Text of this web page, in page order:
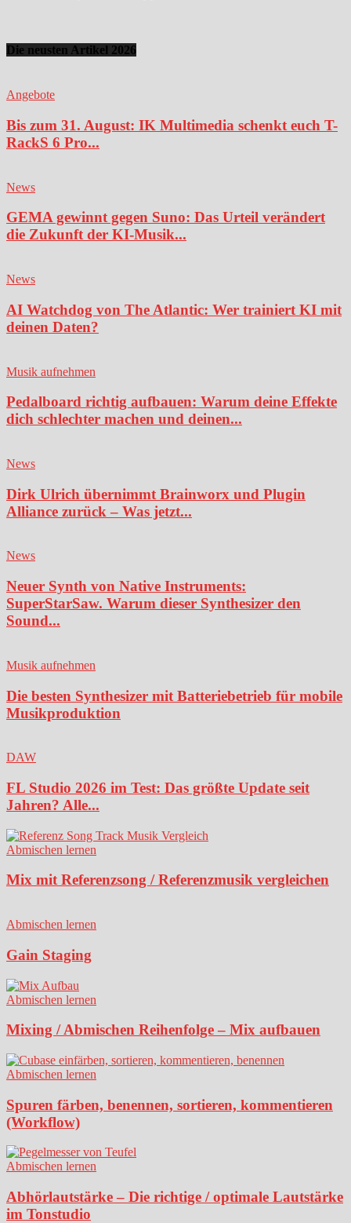
Die neusten Artikel 2026
Angebote
Bis zum 31. August: IK Multimedia schenkt euch T-
RackS 6 Pro...
News
GEMA gewinnt gegen Suno: Das Urteil verändert
die Zukunft der KI-Musik...
News
AI Watchdog von The Atlantic: Wer trainiert KI mit
deinen Daten?
Musik aufnehmen
Pedalboard richtig aufbauen: Warum deine Effekte
dich schlechter machen und deinen...
News
Dirk Ulrich übernimmt Brainworx und Plugin
Alliance zurück – Was jetzt...
News
Neuer Synth von Native Instruments:
SuperStarSaw. Warum dieser Synthesizer den
Sound...
Musik aufnehmen
Die besten Synthesizer mit Batteriebetrieb für mobile
Musikproduktion
DAW
FL Studio 2026 im Test: Das größte Update seit
Jahren? Alle...
Abmischen lernen
Mix mit Referenzsong / Referenzmusik vergleichen
Abmischen lernen
Gain Staging
Abmischen lernen
Mixing / Abmischen Reihenfolge – Mix aufbauen
Abmischen lernen
Spuren färben, benennen, sortieren, kommentieren
(Workflow)
Abmischen lernen
Abhörlautstärke – Die richtige / optimale Lautstärke
im Tonstudio